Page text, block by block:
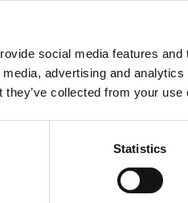
social media features
advertising and
collected from your
Statistics